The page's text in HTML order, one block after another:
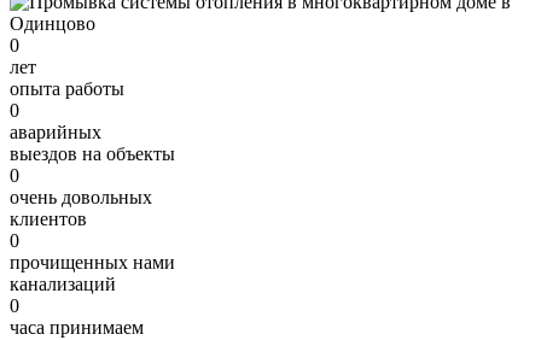
0
лет
опыта работы
0
аварийных
выездов на объекты
0
очень довольных
клиентов
0
прочищенных нами
канализаций
0
часа принимаем